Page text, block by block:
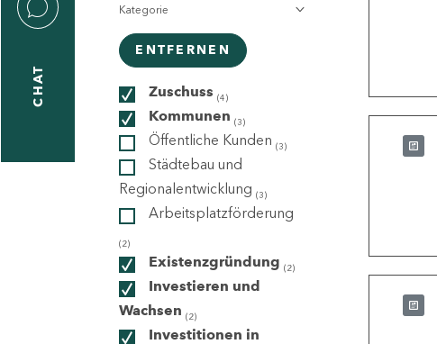
CHAT
Kategorie
ENTFERNEN
Zuschuss (4)
Kommunen (3)
Öffentliche Kunden (3)
Städtebau und
Regionalentwicklung (3)
Arbeitsplatzförderung
(2)
Existenzgründung (2)
Investieren und
Wachsen (2)
Investitionen in